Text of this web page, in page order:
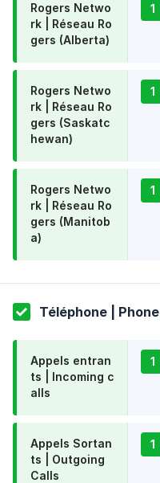
Rogers Netwo
rk | Réseau Ro
gers (Alberta)
1
Rogers Netwo
rk | Réseau Ro
gers (Saskatc
hewan)
1
Rogers Netwo
rk | Réseau Ro
gers (Manitob
a)
1
Téléphone | Phone
Appels entran
ts | Incoming c
alls
1
Appels Sortan
ts | Outgoing
Calls
1